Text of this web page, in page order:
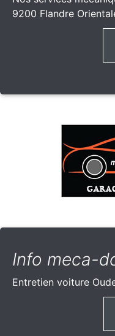
9200 Flandre
Info meca-
Entretien voiture